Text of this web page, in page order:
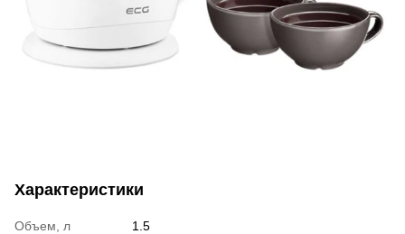
Характеристики
Объем, л
1.5